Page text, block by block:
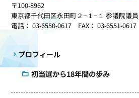
〒100-8962
東京都千代田区永田町２−１−１ 参議院議
電話： 03-6550-0617 FAX： 03-6551-0617
プロフィール
初当選から18年間の歩み